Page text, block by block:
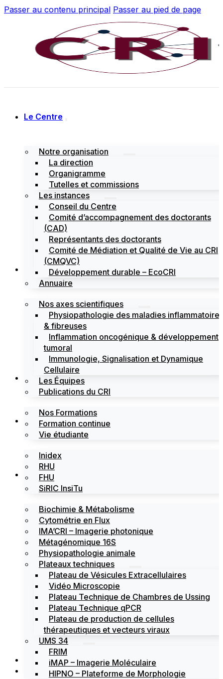
Passer au contenu principal Passer au pied de page
Le Centre
Notre organisation
La direction
Organigramme
Tutelles et commissions
Les instances
Conseil du Centre
Comité d’accompagnement des doctorants
(CAD)
Représentants des doctorants
Comité de Médiation et Qualité de Vie au CRI
(CMQVC)
Développement durable – EcoCRI
Annuaire
Recherche
Nos axes scientifiques
Physiopathologie des maladies inflammatoires
& fibreuses
Inflammation oncogénique & développement
tumoral
Immunologie, Signalisation et Dynamique
Cellulaire
Les Équipes
Publications du CRI
Formations
Nos Formations
Formation continue
Vie étudiante
Labels
Inidex
RHU
FHU
SiRIC InsiTu
Les plateformes
Biochimie & Métabolisme
Cytométrie en Flux
IMA’CRI – Imagerie photonique
Métagénomique 16S
Physiopathologie animale
Plateaux techniques
Plateau de Vésicules Extracellulaires
Vidéo Microscopie
Plateau Technique de Chambres de Ussing
Plateau Technique qPCR
Plateau de production de cellules
thérapeutiques et vecteurs viraux
UMS 34
FRIM
iMAP – Imagerie Moléculaire
HIPNO – Plateforme de Morphologie
Actualités
Évènements